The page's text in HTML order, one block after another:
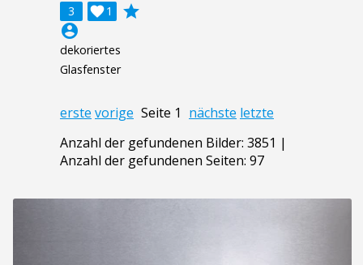
3 1

grade
account_circle
dekoriertes
Glasfenster
erste vorige Seite 1 nächste letzte
Anzahl der gefundenen Bilder: 3851 |
Anzahl der gefundenen Seiten: 97